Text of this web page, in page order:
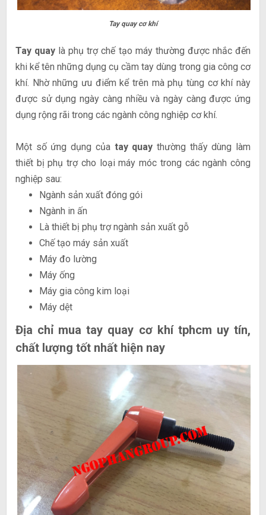
Tay quay cơ khí
Tay quay là phụ trợ chế tạo máy thường được nhắc đến
khi kể tên những dụng cụ cầm tay dùng trong gia công cơ
khí. Nhờ những ưu điểm kể trên mà phụ tùng cơ khí này
được sử dụng ngày càng nhiều và ngày càng được ứng
dụng rộng rãi trong các ngành công nghiệp cơ khí.
Một số ứng dụng của tay quay thường thấy dùng làm
thiết bị phụ trợ cho loại máy móc trong các ngành công
nghiệp sau:
Ngành sản xuất đóng gói
Ngành in ấn
Là thiết bị phụ trợ ngành sản xuất gỗ
Chế tạo máy sản xuất
Máy đo lường
Máy ống
Máy gia công kim loại
Máy dệt
Địa chỉ mua tay quay cơ khí tphcm uy tín,
chất lượng tốt nhất hiện nay